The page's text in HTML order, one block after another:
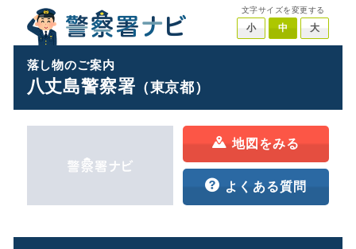
文字サイズを変更する
小 中 大
落し物のご案内
八丈島警察署（東京都）
地図をみる
よくある質問